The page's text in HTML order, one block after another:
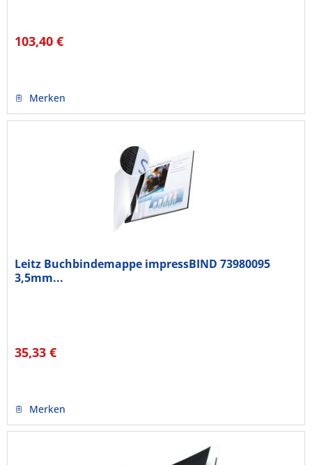
103,40 €
Merken
Leitz Buchbindemappe impressBIND 73980095
3,5mm...
35,33 €
Merken